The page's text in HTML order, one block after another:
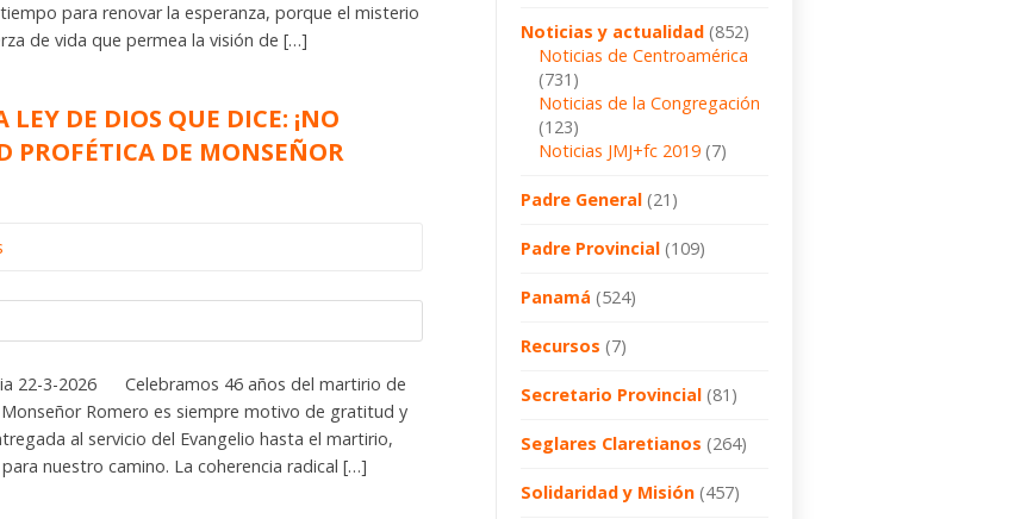
para renovar la esperanza, porque el misterio
de vida que permea la visión de […]
LEY DE DIOS QUE DICE: ¡NO
PROFÉTICA DE MONSEÑOR
22-3-2026 Celebramos 46 años del martirio de
Romero es siempre motivo de gratitud y
al servicio del Evangelio hasta el martirio,
nuestro camino. La coherencia radical […]
Noticias y actualidad (852)
Noticias de Centroamérica
(731)
Noticias de la Congregación
(123)
Noticias JMJ+fc 2019 (7)
Padre General (21)
Padre Provincial (109)
Panamá (524)
Recursos (7)
Secretario Provincial (81)
Seglares Claretianos (264)
Solidaridad y Misión (457)